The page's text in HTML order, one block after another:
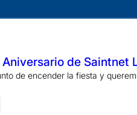
de Saintnet
de encender la fiesta y